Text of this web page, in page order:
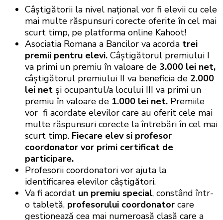
Câștigătorii la nivel național vor fi elevii cu cele
mai multe răspunsuri corecte oferite în cel mai
scurt timp, pe platforma online Kahoot!
Asociatia Romana a Bancilor va acorda trei
premii pentru elevi. Câștigătorul premiului I
va primi un premiu în valoare de 3.000 lei net,
câștigătorul premiului II va beneficia de 2.000
lei net și ocupantul/a locului III va primi un
premiu în valoare de 1.000 lei net. Premiile
vor fi acordate elevilor care au oferit cele mai
multe răspunsuri corecte la întrebări în cel mai
scurt timp. Fiecare elev si profesor
coordonator vor primi certificat de
participare.
Profesorii coordonatori vor ajuta la
identificarea elevilor câștigători.
Va fi acordat un premiu special, constând într-
o tabletă, profesorului coordonator care
gestionează cea mai numeroasă clasă care a